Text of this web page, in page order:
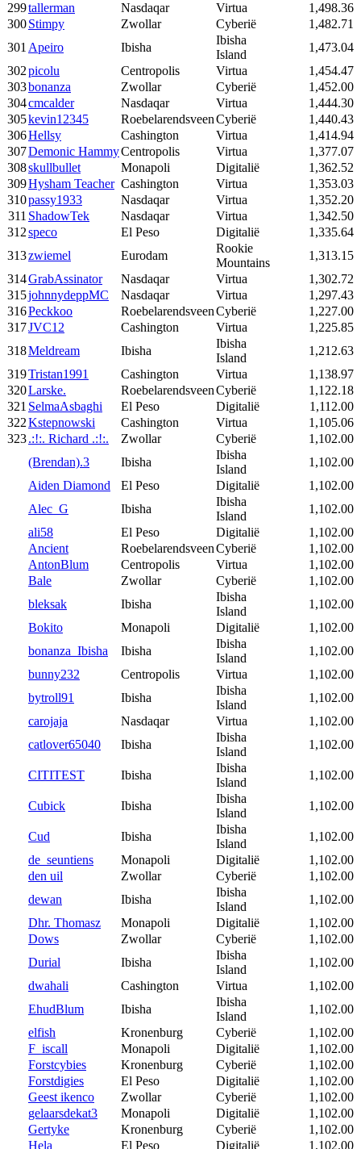
299tallerman Nasdaqar Virtua
1,498.36
300Stimpy Zwollar Cyberië
1,482.71
301Apeiro Ibisha
Ibisha
Island
1,473.04
302picolu Centropolis Virtua
1,454.47
303bonanza Zwollar Cyberië
1,452.00
304cmcalder Nasdaqar Virtua
1,444.30
305kevin12345 RoebelarendsveenCyberië
1,440.43
306Hellsy Cashington Virtua
1,414.94
307Demonic HammyCentropolis Virtua
1,377.07
308skullbullet Monapoli Digitalië
1,362.52
309Hysham Teacher Cashington Virtua
1,353.03
310passy1933 Nasdaqar Virtua
1,352.20
311 ShadowTek Nasdaqar Virtua
1,342.50
312speco El Peso Digitalië
1,335.64
313zwiemel Eurodam
Rookie
Mountains
1,313.15
314GrabAssinator Nasdaqar Virtua
1,302.72
315johnnydeppMC Nasdaqar Virtua
1,297.43
316Peckkoo RoebelarendsveenCyberië
1,227.00
317JVC12 Cashington Virtua
1,225.85
318Meldream Ibisha
Ibisha
Island
1,212.63
319Tristan1991 Cashington Virtua
1,138.97
320Larske. RoebelarendsveenCyberië
1,122.18
321 SelmaAsbaghi El Peso Digitalië
1,112.00
322Kstepnowski Cashington Virtua
1,105.06
323.:!:. Richard .:!:. Zwollar Cyberië
1,102.00
(Brendan).3
Ibisha
Ibisha
Island
1,102.00
Aiden Diamond
El Peso Digitalië
1,102.00
Alec_G
Ibisha
Ibisha
Island
1,102.00
ali58
El Peso Digitalië
1,102.00
Ancient
RoebelarendsveenCyberië
1,102.00
AntonBlum
Centropolis Virtua
1,102.00
Bale
Zwollar Cyberië
1,102.00
bleksak
Ibisha
Ibisha
Island
1,102.00
Bokito
Monapoli Digitalië
1,102.00
bonanza_Ibisha
Ibisha
Ibisha
Island
1,102.00
bunny232
Centropolis Virtua
1,102.00
bytroll91
Ibisha
Ibisha
Island
1,102.00
carojaja
Nasdaqar Virtua
1,102.00
catlover65040
Ibisha
Ibisha
Island
1,102.00
CITITEST Ibisha
Ibisha
Island
1,102.00
Cubick Ibisha
Ibisha
Island
1,102.00
Cud Ibisha
Ibisha
Island
1,102.00
de_seuntiens
Monapoli Digitalië
1,102.00
den uil
Zwollar Cyberië
1,102.00
dewan
Ibisha
Ibisha
Island
1,102.00
Dhr. Thomasz
Monapoli Digitalië
1,102.00
Dows
Zwollar Cyberië
1,102.00
Durial
Ibisha
Ibisha
Island
1,102.00
dwahali
Cashington Virtua
1,102.00
EhudBlum
Ibisha
Ibisha
Island
1,102.00
elfish
Kronenburg Cyberië
1,102.00
F_iscall
Monapoli Digitalië
1,102.00
Forstcybies
Kronenburg Cyberië
1,102.00
Forstdigies
El Peso Digitalië
1,102.00
Geest ikenco
Zwollar Cyberië
1,102.00
gelaarsdekat3
Monapoli Digitalië
1,102.00
Gertyke
Kronenburg Cyberië
1,102.00
Hela
El Peso Digitalië 1,102.00